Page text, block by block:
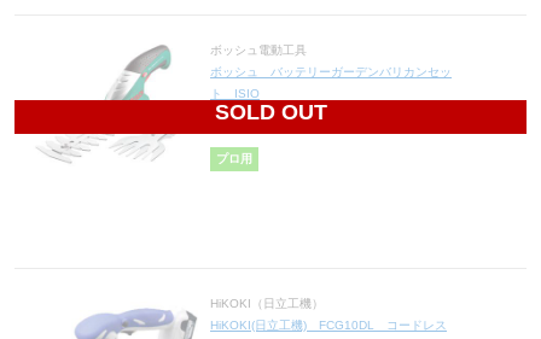
SOLD OUT
ボッシュ電動工具
ボッシュ バッテリーガーデンバリカンセッ
ト ISIO
11,100
プロ用
HiKOKI（日立工機）
HiKOKI(日立工機) FCG10DL コードレス